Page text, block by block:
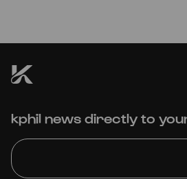
Bürgerzentrum Engelshof e. V.
kphil news directly to